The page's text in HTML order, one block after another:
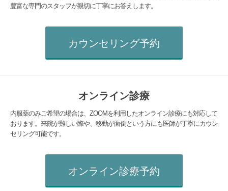
豊富な専門のスタッフが親切に丁寧にお答えします。
カウンセリング予約
オンライン診療
内服薬のみご希望の場合は、ZOOMを利用したオンライン診療にも対応して
おります。来院が難しい際や、移動が面倒という方にも医師が丁寧にカウン
セリング可能です。
オンライン診療予約